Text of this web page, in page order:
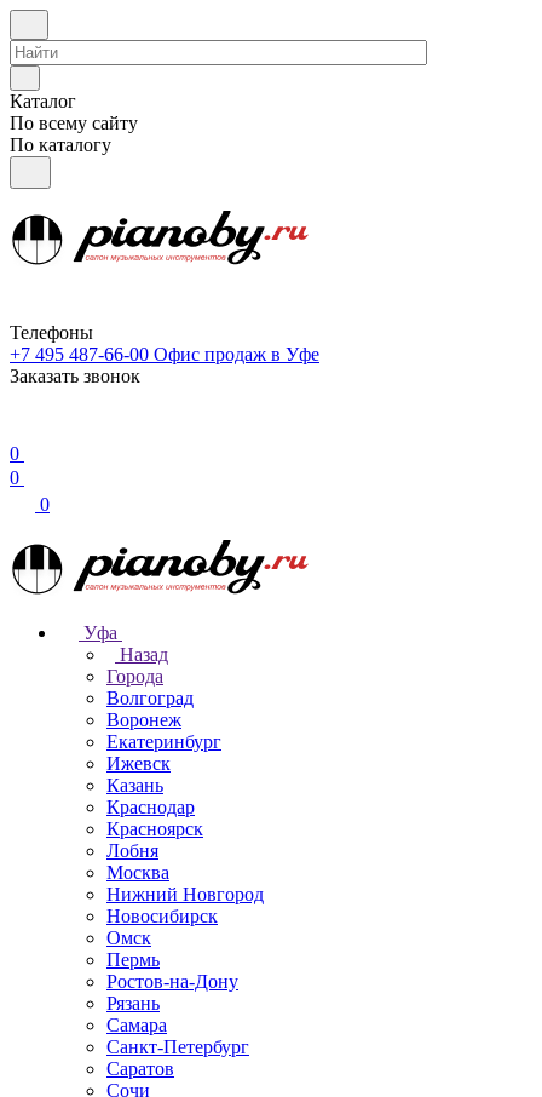
Каталог
По всему сайту
По каталогу
Телефоны
+7 495 487-66-00 Офис продаж в Уфе
Заказать звонок
0
0
0
Уфа
Назад
Города
Волгоград
Воронеж
Екатеринбург
Ижевск
Казань
Краснодар
Красноярск
Лобня
Москва
Нижний Новгород
Новосибирск
Омск
Пермь
Ростов-на-Дону
Рязань
Самара
Санкт-Петербург
Саратов
Сочи